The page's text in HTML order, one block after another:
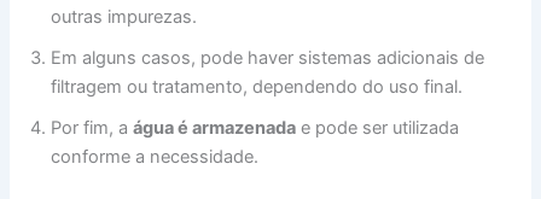
outras impurezas.
Em alguns casos, pode haver sistemas adicionais de
filtragem ou tratamento, dependendo do uso final.
Por fim, aágua é armazenada e pode ser utilizada
conforme a necessidade.